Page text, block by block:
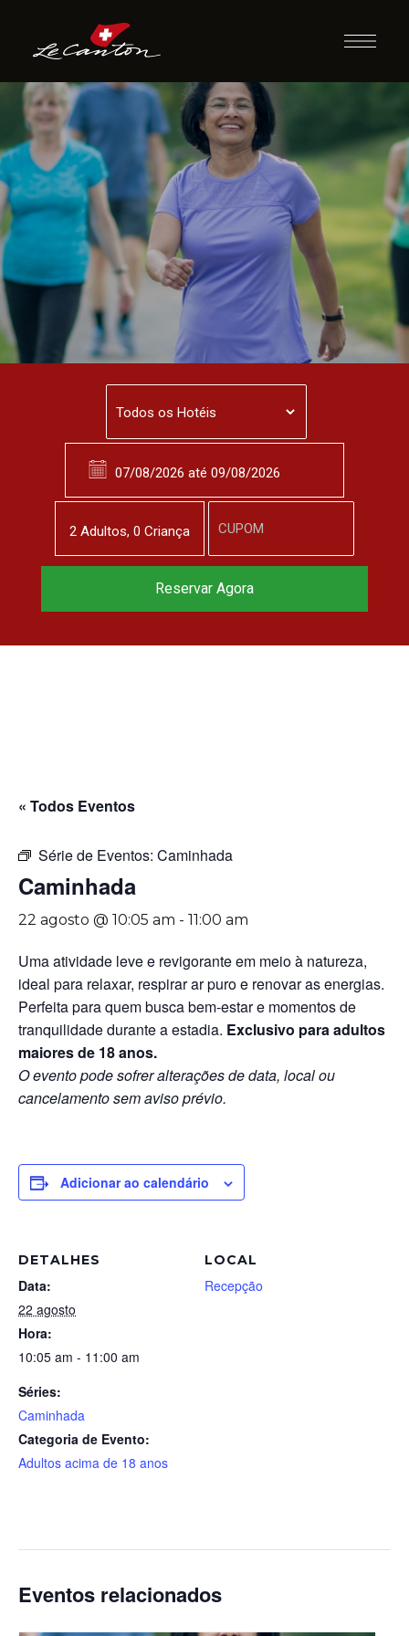
Caminhada
« Todos Eventos
Série de Eventos: Caminhada
Caminhada
22 agosto @ 10:05 am - 11:00 am
Uma atividade leve e revigorante em meio à natureza,
ideal para relaxar, respirar ar puro e renovar as energias.
Perfeita para quem busca bem-estar e momentos de
tranquilidade durante a estadia. Exclusivo para adultos
maiores de 18 anos.
O evento pode sofrer alterações de data, local ou
cancelamento sem aviso prévio.
Adicionar ao calendário
DETALHES
Data:
22 agosto
Hora:
10:05 am - 11:00 am
Séries:
Caminhada
Categoria de Evento:
Adultos acima de 18 anos
LOCAL
Recepção
Eventos relacionados
2 Adultos, 0 Criança
Reservar Agora